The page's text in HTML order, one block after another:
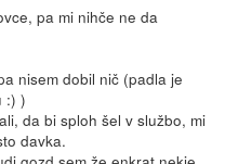
pa mi nihče ne da
nisem dobil nič (padla je
:) )
da bi sploh šel v službo, mi
davka.